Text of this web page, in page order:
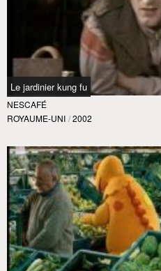
Le jardinier kung fu
NESCAFÉ
ROYAUME-UNI / 2002